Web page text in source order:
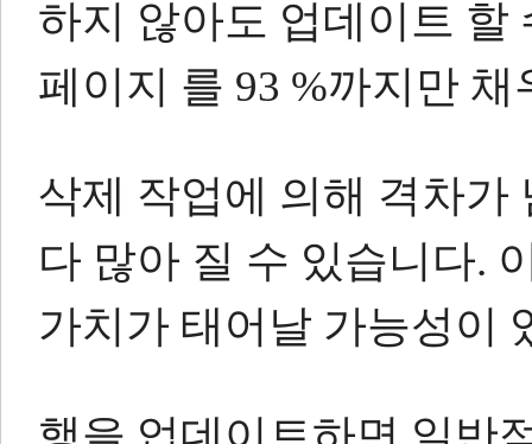
하지 않아도 업데이트 할
페이지 를 93 %까지만
삭제 작업에 의해 격차가
다 많아 질 수 있습니다.
가치가 태어날 가능성이